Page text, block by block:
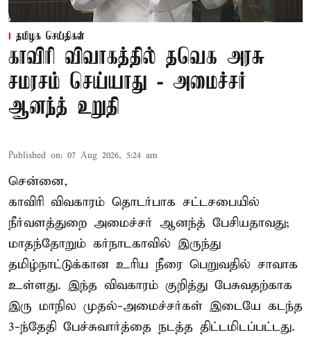
தமிழக செய்திகள்
காவிரி விவாகத்தில் தவெக அரசு
சமரசம் செய்யாது - அமைச்சர்
ஆனந்த் உறுதி
Published on: 07 Aug 2026, 5:24 am
சென்னை,
காவிரி விவகாரம் தொடர்பாக சட்டசபையில்
நீர்வளத்துறை அமைச்சர் ஆனந்த் பேசியதாவது;
மாதந்தோறும் கர்நாடகாவில் இருந்து
தமிழ்நாட்டுக்கான உரிய நீரை பெறுவதில் சாவாக
உள்ளது. இந்த விவகாரம் குறித்து பேசுவதற்காக
இரு மாநில முதல்-அமைச்சர்கள் இடையே கடந்த
3-ந்தேதி பேச்சுவார்த்தை நடத்த திட்டமிடப்பட்டது.